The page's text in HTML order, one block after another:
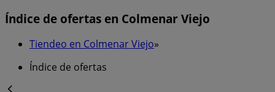
Índice de ofertas en Colmenar Viejo
Tiendeo en Colmenar Viejo»
Índice de ofertas